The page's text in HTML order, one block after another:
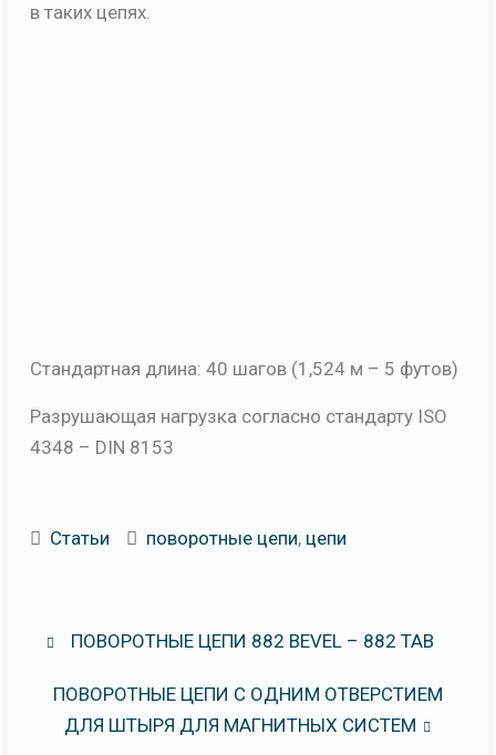
в таких цепях.
Стандартная длина: 40 шагов (1,524 м – 5 футов)
Разрушающая нагрузка согласно стандарту ISO
4348 – DIN 8153
Статьи поворотные цепи, цепи
Навигация
записям
ПОВОРОТНЫЕ ЦЕПИ 882 BEVEL – 882 TAB
ПОВОРОТНЫЕ ЦЕПИ С ОДНИМ ОТВЕРСТИЕМ
ДЛЯ ШТЫРЯ ДЛЯ МАГНИТНЫХ СИСТЕМ